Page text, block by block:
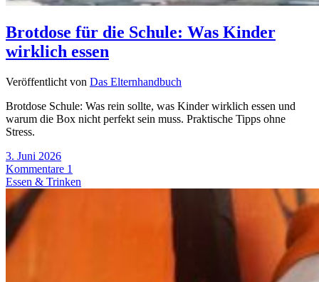
Brotdose für die Schule: Was Kinder
wirklich essen
Veröffentlicht von Das Elternhandbuch
Brotdose Schule: Was rein sollte, was Kinder wirklich essen und
warum die Box nicht perfekt sein muss. Praktische Tipps ohne
Stress.
3. Juni 2026
Kommentare 1
Essen & Trinken